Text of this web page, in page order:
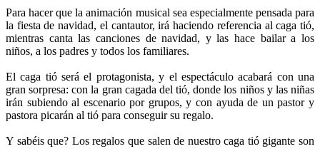
Para hacer que la animación musical sea especialmente pensada para
la fiesta de navidad, el cantautor, irá haciendo referencia al caga tió,
mientras canta las canciones de navidad, y las hace bailar a los
niños, a los padres y todos los familiares.
El caga tió será el protagonista, y el espectáculo acabará con una
gran sorpresa: con la gran cagada del tió, donde los niños y las niñas
irán subiendo al escenario por grupos, y con ayuda de un pastor y
pastora picarán al tió para conseguir su regalo.
Y sabéis que? Los regalos que salen de nuestro caga tió gigante son